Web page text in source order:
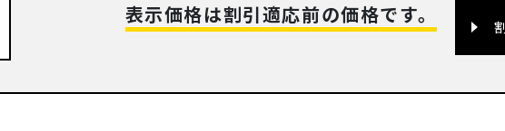
表示価格は割引適応前の価格です。